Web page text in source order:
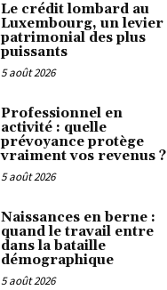
Le crédit lombard au
Luxembourg, un levier
patrimonial des plus
puissants
5 août 2026
Professionnel en
activité : quelle
prévoyance protège
vraiment vos revenus ?
5 août 2026
Naissances en berne :
quand le travail entre
dans la bataille
démographique
5 août 2026